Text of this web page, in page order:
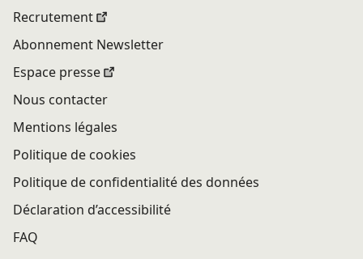
Recrutement
Abonnement Newsletter
Espace presse
Nous contacter
Mentions légales
Politique de cookies
Politique de confidentialité des données
Déclaration d’accessibilité
FAQ